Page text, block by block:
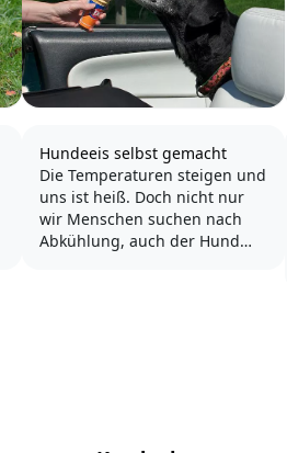
Hundeeis selbst gemacht
Die Temperaturen steigen und
uns ist heiß. Doch nicht nur
wir Menschen suchen nach
Abkühlung, auch der Hund